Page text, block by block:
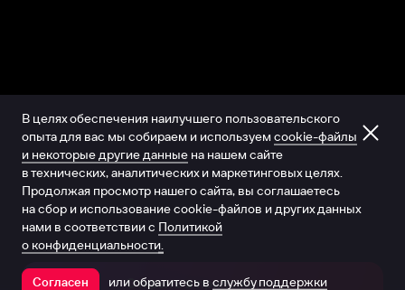
Открыть в приложении
В целях обеспечения наилучшего пользовательского
опыта для вас мы собираем и используем cookie-файлы
и некоторые другие данные на нашем сайте
в технических, аналитических и маркетинговых целях.
Продолжая просмотр нашего сайта, вы соглашаетесь
на сбор и использование cookie-файлов и других данных
нами в соответствии с Политикой
о конфиденциальности.
Согласен или обратитесь в службу поддержки